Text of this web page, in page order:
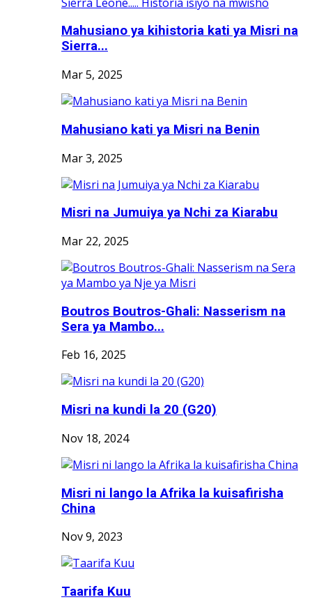
Mahusiano ya kihistoria kati ya Misri na
Sierra...
Mar 5, 2025
Mahusiano kati ya Misri na Benin
Mar 3, 2025
Misri na Jumuiya ya Nchi za Kiarabu
Mar 22, 2025
Boutros Boutros-Ghali: Nasserism na
Sera ya Mambo...
Feb 16, 2025
Misri na kundi la 20 (G20)
Nov 18, 2024
Misri ni lango la Afrika la kuisafirisha
China
Nov 9, 2023
Taarifa Kuu